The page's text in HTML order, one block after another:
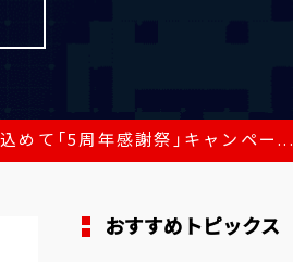
めて「5周年感謝祭」キャンペー...
おすすめトピックス